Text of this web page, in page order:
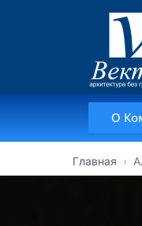
О
Главная ›